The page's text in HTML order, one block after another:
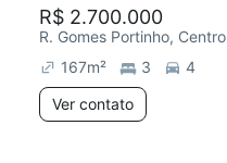
R$ 2.700.000
R. Gomes Portinho, Centro
167m² 3
4
Ver contato